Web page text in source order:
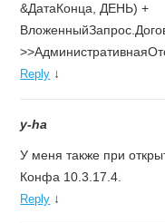
&ДатаКонца, ДЕНЬ) +
Reply ↓
y-ha
У меня также при
Конфа 10.3.17.4.
Reply ↓